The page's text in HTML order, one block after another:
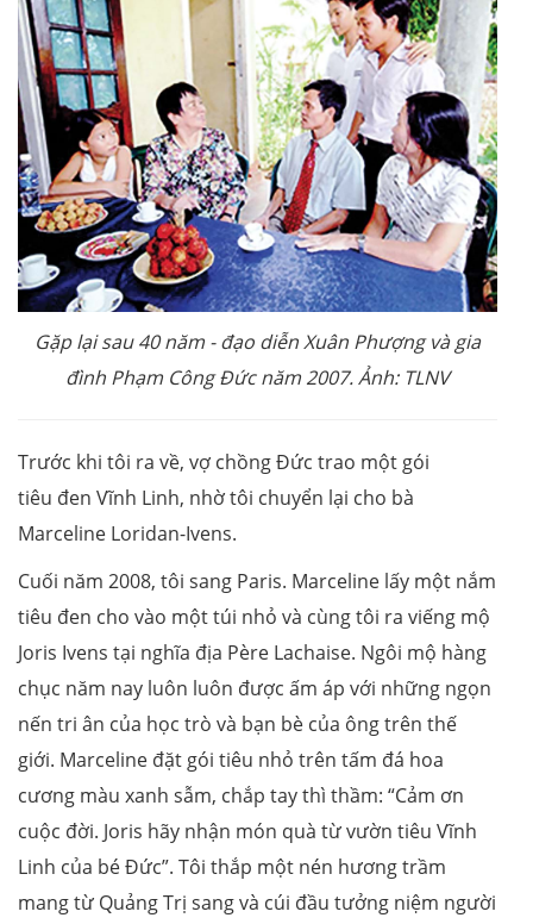
Gặp lại sau 40 năm - đạo diễn Xuân Phượng và gia
đình Phạm Công Đức năm 2007. Ảnh: TLNV
Trước khi tôi ra về, vợ chồng Đức trao một gói
tiêu đen Vĩnh Linh, nhờ tôi chuyển lại cho bà
Marceline Loridan-Ivens.
Cuối năm 2008, tôi sang Paris. Marceline lấy một nắm
tiêu đen cho vào một túi nhỏ và cùng tôi ra viếng mộ
Joris Ivens tại nghĩa địa Père Lachaise. Ngôi mộ hàng
chục năm nay luôn luôn được ấm áp với những ngọn
nến tri ân của học trò và bạn bè của ông trên thế
giới. Marceline đặt gói tiêu nhỏ trên tấm đá hoa
cương màu xanh sẫm, chắp tay thì thầm: “Cảm ơn
cuộc đời. Joris hãy nhận món quà từ vườn tiêu Vĩnh
Linh của bé Đức”. Tôi thắp một nén hương trầm
mang từ Quảng Trị sang và cúi đầu tưởng niệm người